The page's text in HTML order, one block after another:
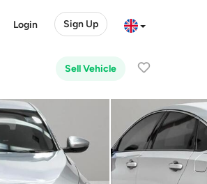
Login Sign Up
Sell Vehicle